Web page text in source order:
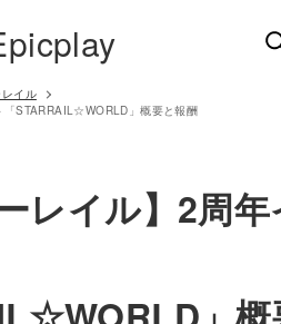
イル
「STARRAIL☆WORLD」概要と報酬
レイル】2周